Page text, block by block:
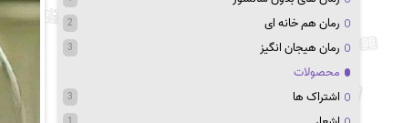
رمان هم خانه ای 2
رمان هیجان انگیز 3
محصولات
اشتراک ها
3